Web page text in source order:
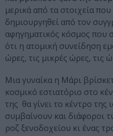
μερικά από τα στοιχεία
δημιουργηθεί από τον
αφηγηματικός κόσμος που
ότι η ατομική συνείδηση
ώρες, τις μικρές ώρες, τις
Μια γυναίκα η Μάρι
κοσμικό εστιατόριο στο
της θα γίνει το κέντρο
συμβαίνουν και διάφοροι
ροζ ξενοδοχείου κι ένας